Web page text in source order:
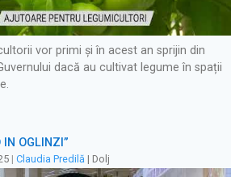
vor primi și în acest an sprijin din
dacă au cultivat legume în spații
ÎN OGLINZI”
| Claudia Predilă | Dolj